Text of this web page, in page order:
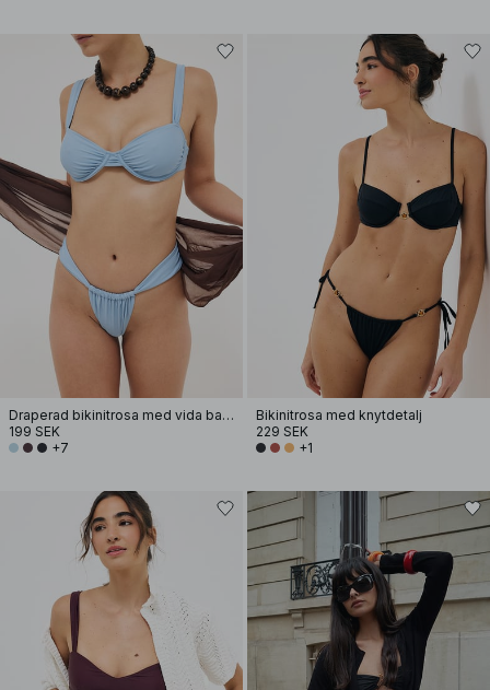
Draperad bikinitrosa med vida band
199 SEK
+7
Bikinitrosa med knytdetalj
229 SEK
+1